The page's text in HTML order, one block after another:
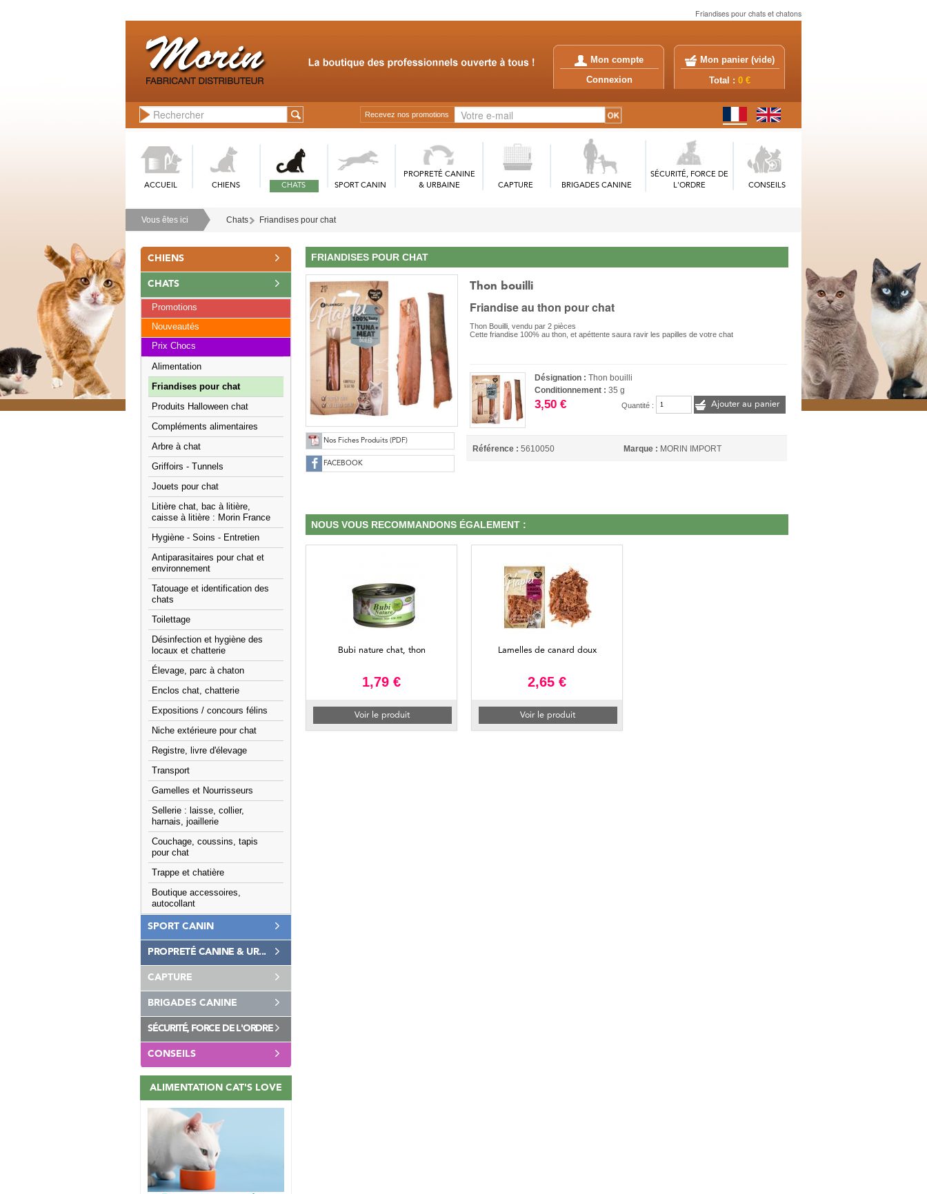
Friandises pour chats et chatons
Mon compte
Connexion
Mon panier (vide)
Total : 0 €
Recevez nos promotions
ACCUEIL CHIENS CHATS SPORT CANIN
PROPRETÉ CANINE
& URBAINE
CAPTURE BRIGADES CANINE
SÉCURITÉ, FORCE DE
L'ORDRE
CONSEILS
Vous êtes ici Chats Friandises pour chat
CHIENS
CHATS
Promotions
Nouveautés
Prix Chocs
Alimentation
Friandises pour chat
Produits Halloween chat
Compléments alimentaires
Arbre à chat
Griffoirs - Tunnels
Jouets pour chat
Litière chat, bac à litière,
caisse à litière : Morin France
Hygiène - Soins - Entretien
Antiparasitaires pour chat et
environnement
Tatouage et identification des
chats
Toilettage
Désinfection et hygiène des
locaux et chatterie
Élevage, parc à chaton
Enclos chat, chatterie
Expositions / concours félins
Niche extérieure pour chat
Registre, livre d'élevage
Transport
Gamelles et Nourrisseurs
Sellerie : laisse, collier,
harnais, joaillerie
Couchage, coussins, tapis
pour chat
Trappe et chatière
Boutique accessoires,
autocollant
SPORT CANIN
PROPRETÉ CANINE & UR...
CAPTURE
BRIGADES CANINE
SÉCURITÉ, FORCE DE L'ORDRE
CONSEILS
ALIMENTATION CAT'S LOVE
FRIANDISES POUR CHAT
Nos Fiches Produits (PDF)
FACEBOOK
Thon bouilli
Friandise au thon pour chat
Thon Bouilli, vendu par 2 pièces
Cette friandise 100% au thon, et apéttente saura ravir les papilles de votre chat
Désignation :Thon bouilli
Conditionnement :35 g
3,50 € Quantité : Ajouter au panier
Référence : 5610050 Marque : MORIN IMPORT
NOUS VOUS RECOMMANDONS ÉGALEMENT :
Bubi nature chat, thon
1,79 €
Voir le produit
Lamelles de canard doux
2,65 €
Voir le produit